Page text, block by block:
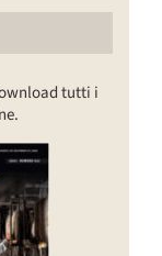
tutti i